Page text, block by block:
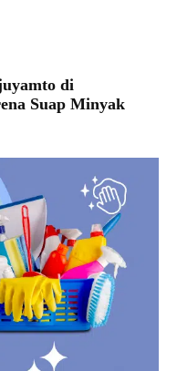
di
Suap Minyak